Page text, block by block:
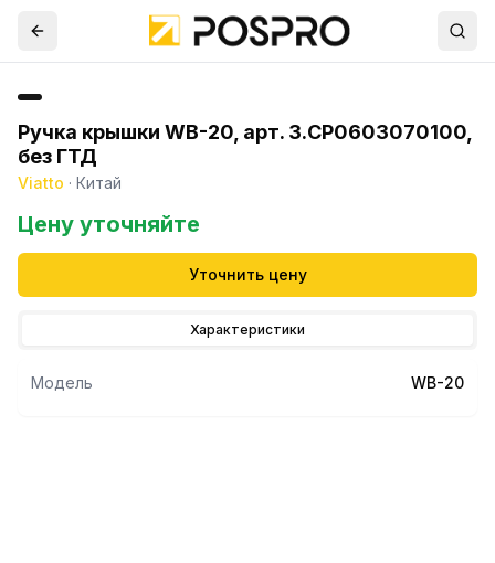
Ручка крышки WB-20, арт. 3.CP0603070100,
без ГТД
Viatto · Китай
Цену уточняйте
Уточнить цену
Характеристики
Модель WB-20